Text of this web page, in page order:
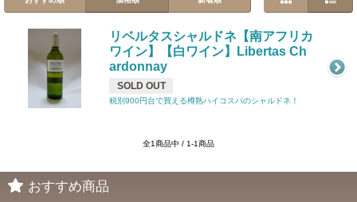
リベルタスシャルドネ【南アフリカ
ワイン】【白ワイン】Libertas Ch
ardonnay
SOLD OUT
税別900円台で買える樽熟ハイコスパのシャルドネ！
全1商品中 / 1-1商品
おすすめ商品